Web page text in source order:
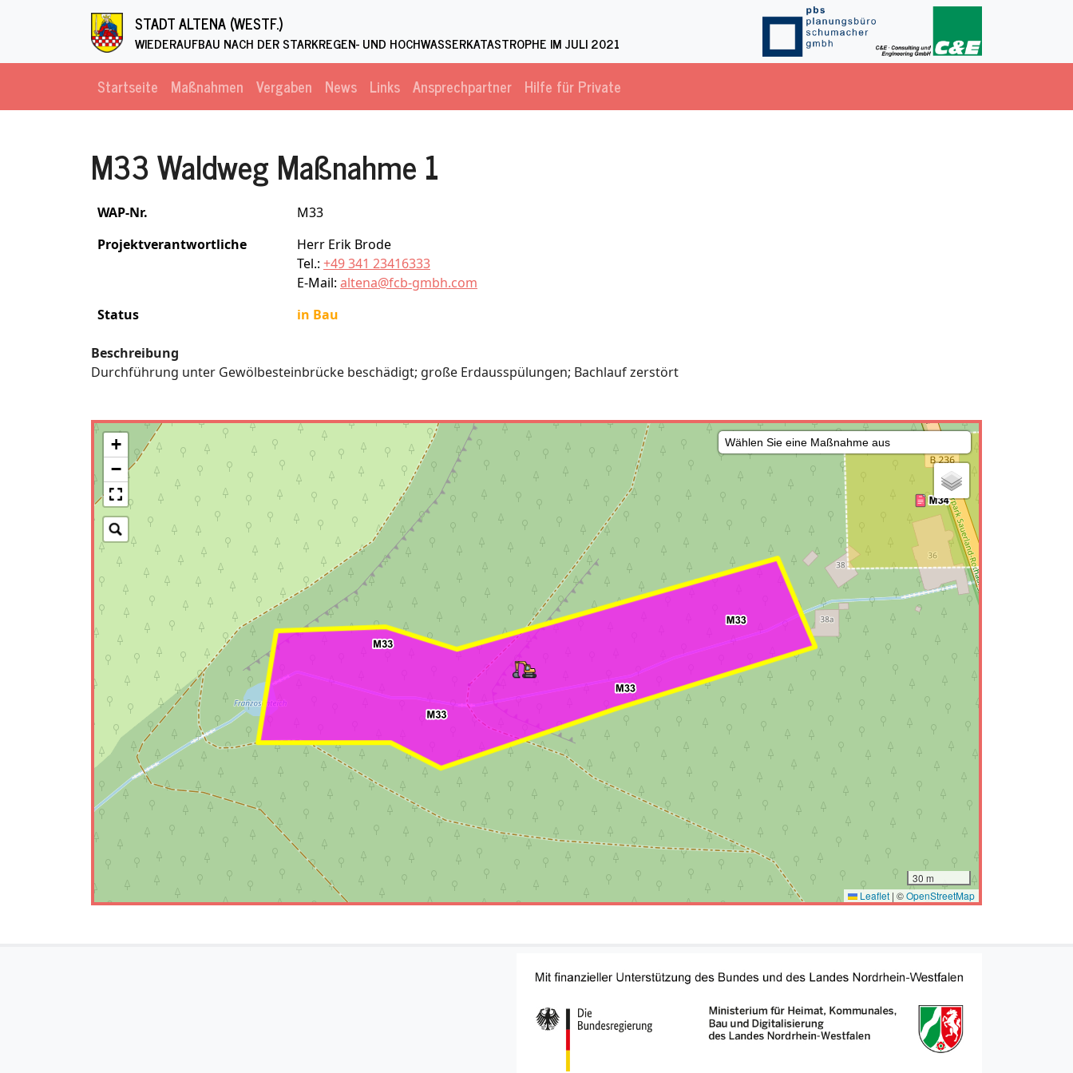
Direkt zum Inhalt
STADT ALTENA (WESTF.)
WIEDERAUFBAU NACH DER STARKREGEN- UND HOCHWASSERKATASTROPHE IM JULI 2021
Startseite Maßnahmen Vergaben News Links Ansprechpartner Hilfe für Private
M33 Waldweg Maßnahme 1
WAP-Nr.
M33
Projektverantwortliche
Herr Erik Brode
Tel.: +49 341 23416333
E-Mail: altena@fcb-gmbh.com
Status
in Bau
Beschreibung
Durchführung unter Gewölbesteinbrücke beschädigt; große Erdausspülungen; Bachlauf zerstört